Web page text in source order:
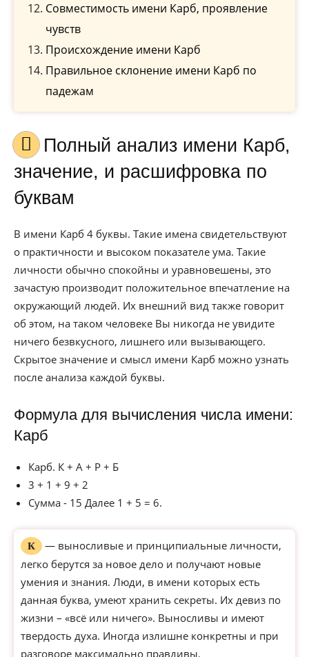
Совместимость имени Карб, проявление
чувств
Происхождение имени Карб
Правильное склонение имени Карб по
падежам
Полный анализ имени Карб,
значение, и расшифровка по
буквам
В имени Карб 4 буквы. Такие имена свидетельствуют
о практичности и высоком показателе ума. Такие
личности обычно спокойны и уравновешены, это
зачастую производит положительное впечатление на
окружающий людей. Их внешний вид также говорит
об этом, на таком человеке Вы никогда не увидите
ничего безвкусного, лишнего или вызывающего.
Скрытое значение и смысл имени Карб можно узнать
после анализа каждой буквы.
Формула для вычисления числа имени:
Карб
Карб. К + А + Р + Б
3 + 1 + 9 + 2
Сумма - 15 Далее 1 + 5 = 6.
К
— выносливые и принципиальные личности,
легко берутся за новое дело и получают новые
умения и знания. Люди, в имени которых есть
данная буква, умеют хранить секреты. Их девиз по
жизни – «всё или ничего». Выносливы и имеют
твердость духа. Иногда излишне конкретны и при
разговоре максимально правдивы.